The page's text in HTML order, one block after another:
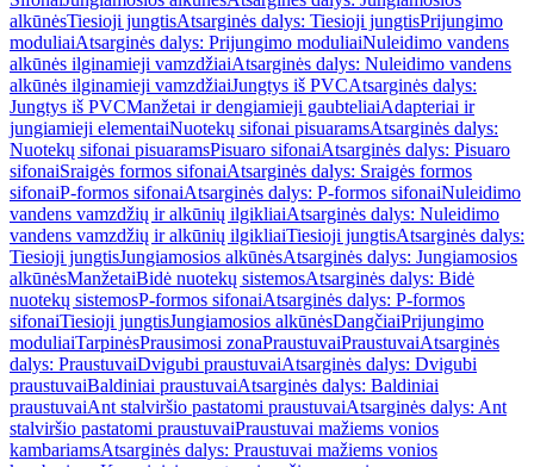
alkūnėsTiesioji jungtisAtsarginės dalys: Tiesioji jungtisPrijungimo
moduliaiAtsarginės dalys: Prijungimo moduliaiNuleidimo vandens
alkūnės ilginamieji vamzdžiaiAtsarginės dalys: Nuleidimo vandens
alkūnės ilginamieji vamzdžiaiJungtys iš PVCAtsarginės dalys:
Jungtys iš PVCManžetai ir dengiamieji gaubteliaiAdapteriai ir
jungiamieji elementaiNuotekų sifonai pisuaramsAtsarginės dalys:
Nuotekų sifonai pisuaramsPisuaro sifonaiAtsarginės dalys: Pisuaro
sifonaiSraigės formos sifonaiAtsarginės dalys: Sraigės formos
sifonaiP-formos sifonaiAtsarginės dalys: P-formos sifonaiNuleidimo
vandens vamzdžių ir alkūnių ilgikliaiAtsarginės dalys: Nuleidimo
vandens vamzdžių ir alkūnių ilgikliaiTiesioji jungtisAtsarginės dalys:
Tiesioji jungtisJungiamosios alkūnėsAtsarginės dalys: Jungiamosios
alkūnėsManžetaiBidė nuotekų sistemosAtsarginės dalys: Bidė
nuotekų sistemosP-formos sifonaiAtsarginės dalys: P-formos
sifonaiTiesioji jungtisJungiamosios alkūnėsDangčiaiPrijungimo
moduliaiTarpinėsPrausimosi zonaPraustuvaiPraustuvaiAtsarginės
dalys: PraustuvaiDvigubi praustuvaiAtsarginės dalys: Dvigubi
praustuvaiBaldiniai praustuvaiAtsarginės dalys: Baldiniai
praustuvaiAnt stalviršio pastatomi praustuvaiAtsarginės dalys: Ant
stalviršio pastatomi praustuvaiPraustuvai mažiems vonios
kambariamsAtsarginės dalys: Praustuvai mažiems vonios